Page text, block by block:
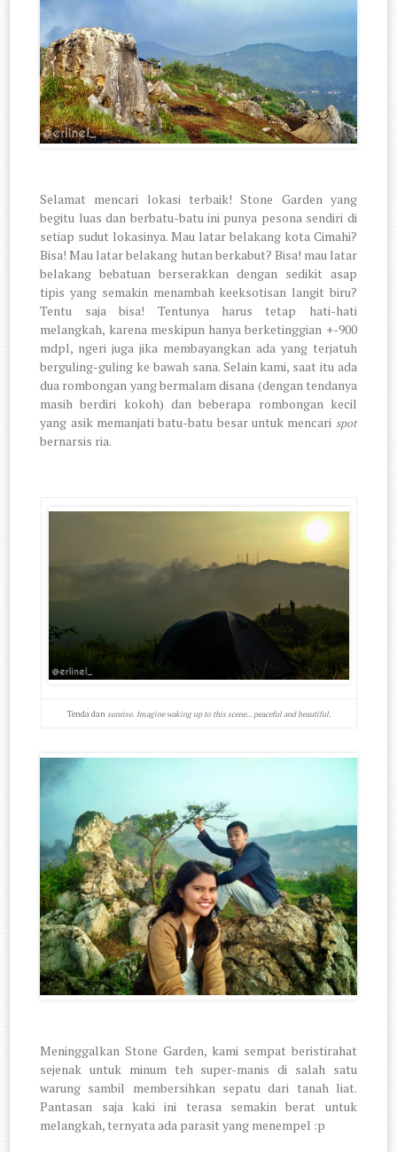
Selamat mencari lokasi terbaik! Stone Garden yang
begitu luas dan berbatu-batu ini punya pesona sendiri di
setiap sudut lokasinya. Mau latar belakang kota Cimahi?
Bisa! Mau latar belakang hutan berkabut? Bisa! mau latar
belakang bebatuan berserakkan dengan sedikit asap
tipis yang semakin menambah keeksotisan langit biru?
Tentu saja bisa! Tentunya harus tetap hati-hati
melangkah, karena meskipun hanya berketinggian +-900
mdpl, ngeri juga jika membayangkan ada yang terjatuh
berguling-guling ke bawah sana. Selain kami, saat itu ada
dua rombongan yang bermalam disana (dengan tendanya
masih berdiri kokoh) dan beberapa rombongan kecil
yang asik memanjati batu-batu besar untuk mencari spot
bernarsis ria.
Tenda dansunrise. Imagine waking up to this scene... peaceful and beautiful.
Meninggalkan Stone Garden, kami sempat beristirahat
sejenak untuk minum teh super-manis di salah satu
warung sambil membersihkan sepatu dari tanah liat.
Pantasan saja kaki ini terasa semakin berat untuk
melangkah, ternyata ada parasit yang menempel :p